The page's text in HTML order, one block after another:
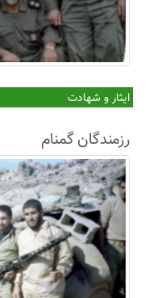
ایثار و شهادت
رزمندگان گمنام